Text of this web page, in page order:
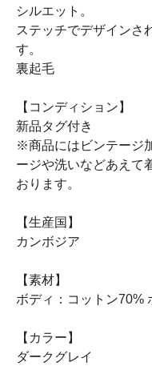
シルエット。
ステッチでデザインさ
す。
裏起毛
【コンディション】
新品タグ付き
※商品にはビンテージ
ージや洗いなどあえて
おります。
【生産国】
カンボジア
【素材】
ボディ：コットン70%
【カラー】
ダークグレイ